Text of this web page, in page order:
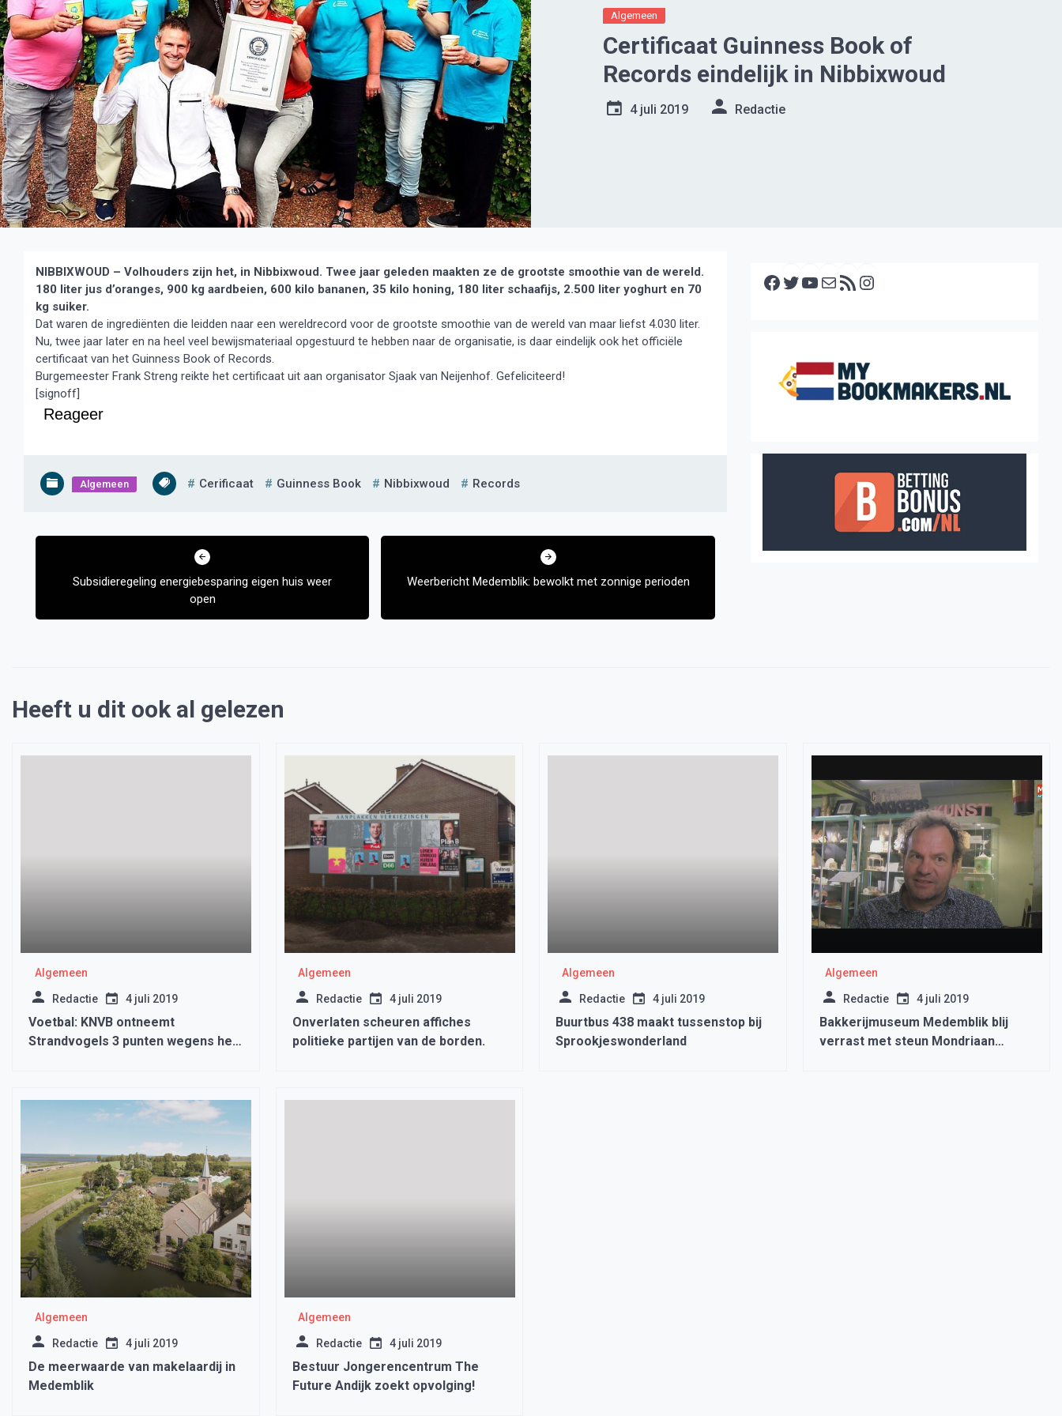
Algemeen
Certificaat Guinness Book of
Records eindelijk in Nibbixwoud
4 juli 2019 Redactie
NIBBIXWOUD – Volhouders zijn het, in Nibbixwoud. Twee jaar geleden maakten ze de grootste smoothie van de wereld.
180 liter jus d’oranges, 900 kg aardbeien, 600 kilo bananen, 35 kilo honing, 180 liter schaafijs, 2.500 liter yoghurt en 70
kg suiker.
Dat waren de ingrediënten die leidden naar een wereldrecord voor de grootste smoothie van de wereld van maar liefst 4.030 liter.
Nu, twee jaar later en na heel veel bewijsmateriaal opgestuurd te hebben naar de organisatie, is daar eindelijk ook het officiële
certificaat van het Guinness Book of Records.
Burgemeester Frank Streng reikte het certificaat uit aan organisator Sjaak van Neijenhof. Gefeliciteerd!
[signoff]
Reageer
Algemeen Cerificaat Guinness Book Nibbixwoud Records
Bericht
Subsidieregeling energiebesparing eigen huis weer
open
Weerbericht Medemblik: bewolkt met zonnige perioden
Facebook Twitter YouTube E-mail RSS feed
Heeft u dit ook al gelezen
Algemeen
Redactie 4 juli 2019
Voetbal: KNVB ontneemt
Strandvogels 3 punten wegens het
Algemeen
Redactie 4 juli 2019
Onverlaten scheuren affiches
politieke partijen van de borden.
Algemeen
Redactie 4 juli 2019
Buurtbus 438 maakt tussenstop bij
Sprookjeswonderland
Algemeen
Redactie 4 juli 2019
Bakkerijmuseum Medemblik blij
verrast met steun Mondriaan
Algemeen
Redactie 4 juli 2019
De meerwaarde van makelaardij in
Medemblik
Algemeen
Redactie 4 juli 2019
Bestuur Jongerencentrum The
Future Andijk zoekt opvolging!